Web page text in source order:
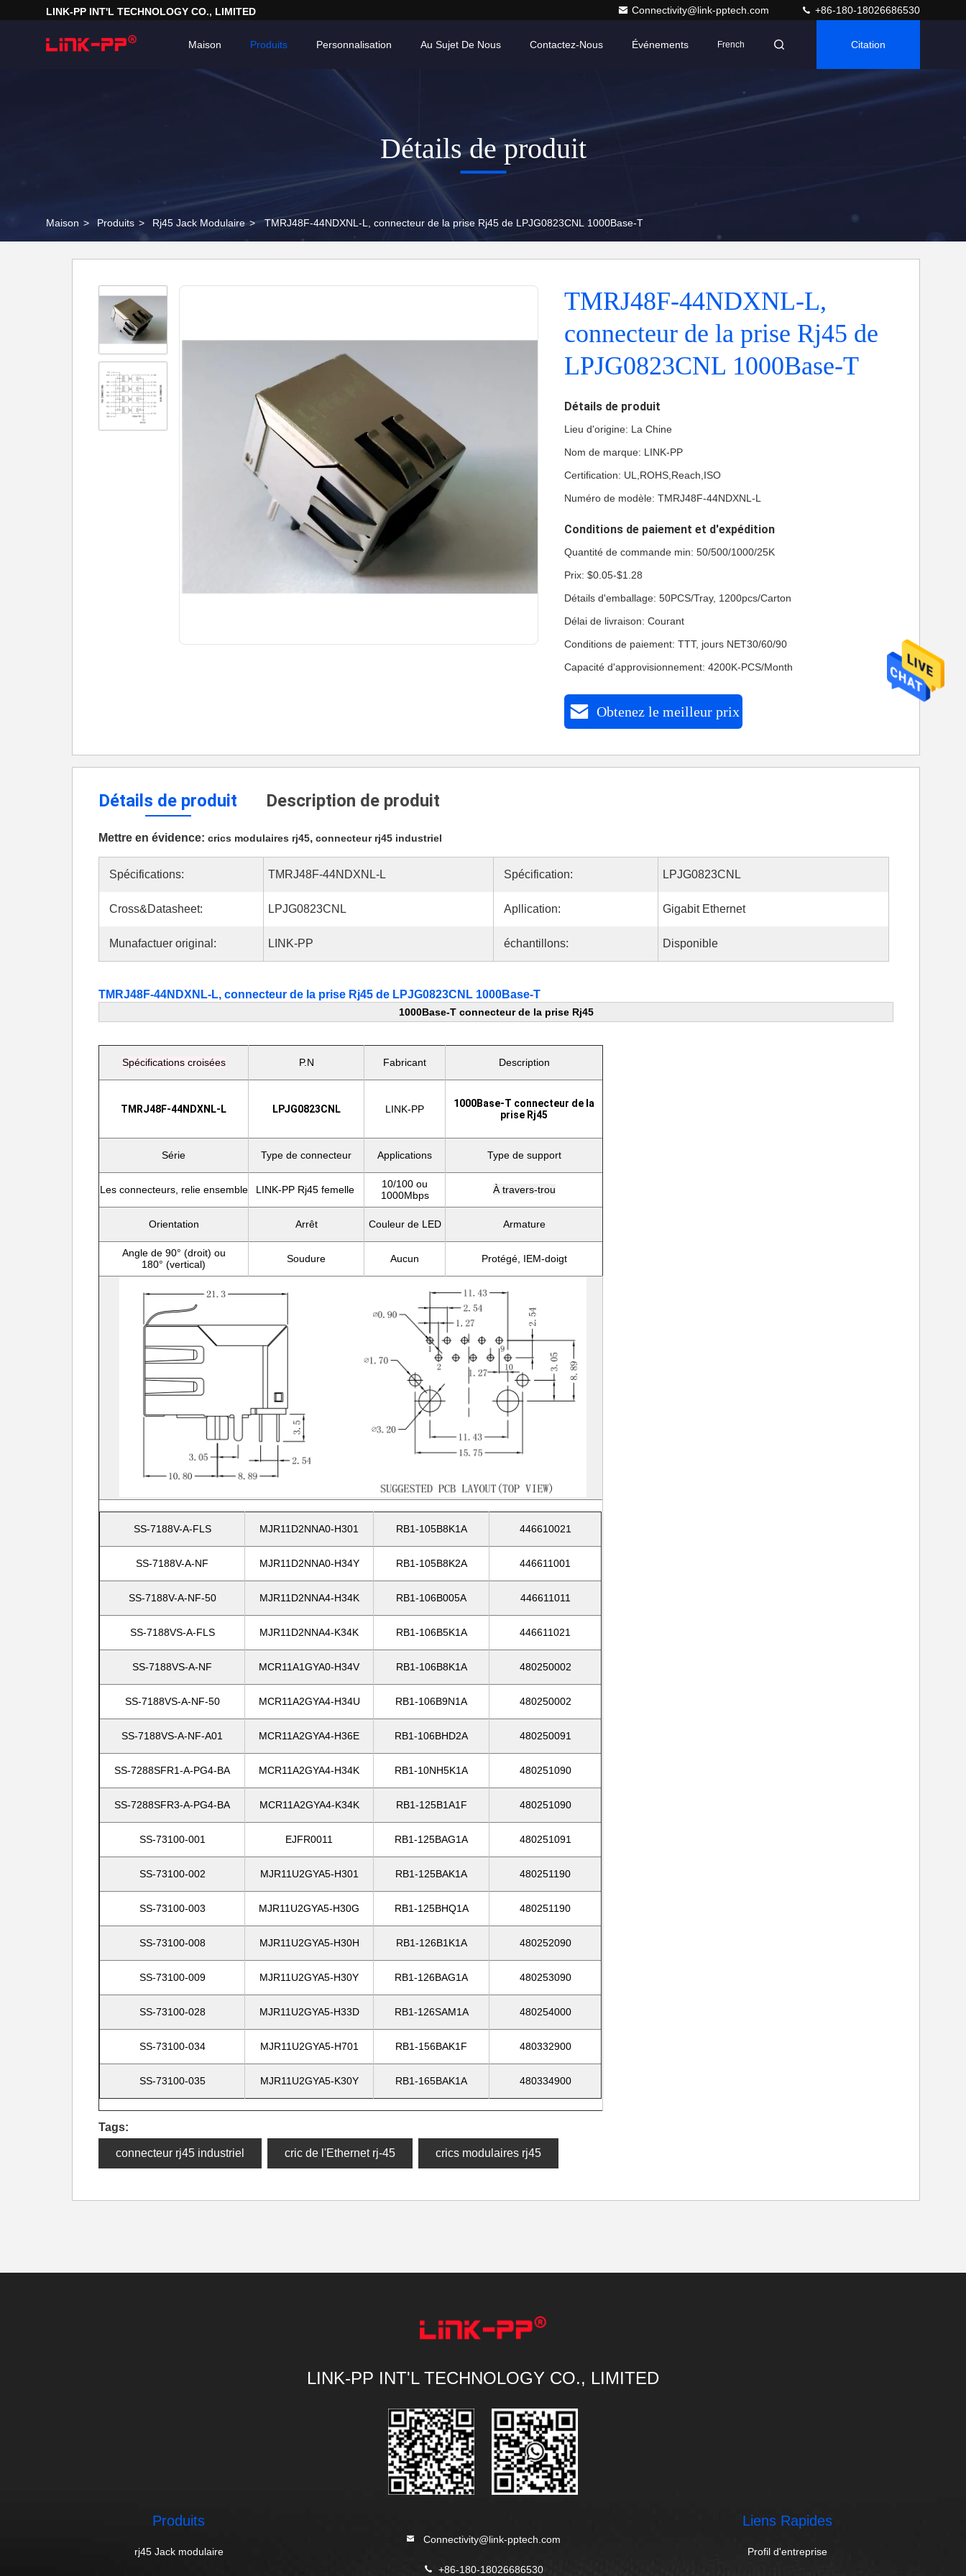
LINK-PP INT'L TECHNOLOGY CO., LIMITED Connectivity@link-pptech.com +86-180-18026686530
Maison Produits Au Sujet De Nous Contactez-Nous Événements
Personnalisation French Citation
Détails de produit
Maison > Produits > Rj45 Jack Modulaire > TMRJ48F-44NDXNL-L, connecteur de la prise Rj45 de LPJG0823CNL 1000Base-T
TMRJ48F-44NDXNL-L,
connecteur de la prise Rj45 de
LPJG0823CNL 1000Base-T
Détails de produit
Lieu d'origine: La Chine
Nom de marque: LINK-PP
Certification: UL,ROHS,Reach,ISO
Numéro de modèle: TMRJ48F-44NDXNL-L
Conditions de paiement et d'expédition
Quantité de commande min: 50/500/1000/25K
Prix: $0.05-$1.28
Détails d'emballage: 50PCS/Tray, 1200pcs/Carton
Délai de livraison: Courant
Conditions de paiement: TTT, jours NET30/60/90
Capacité d'approvisionnement: 4200K-PCS/Month
Obtenez le meilleur prix
Détails de produit Description de produit
Mettre en évidence: crics modulaires rj45, connecteur rj45 industriel
Spécifications: TMRJ48F-44NDXNL-L Spécification: LPJG0823CNL
Cross&Datasheet: LPJG0823CNL Apllication: Gigabit Ethernet
Munafactuer original: LINK-PP échantillons: Disponible
TMRJ48F-44NDXNL-L, connecteur de la prise Rj45 de LPJG0823CNL 1000Base-T
1000Base-T connecteur de la prise Rj45
Spécifications croisées P.N Fabricant Description
TMRJ48F-44NDXNL-L LPJG0823CNL LINK-PP
1000Base-T connecteur de la
prise Rj45
Série Type de connecteur Applications Type de support
Les connecteurs, relie ensemble LINK-PP Rj45 femelle
10/100 ou
1000Mbps
À travers-trou
Orientation Arrêt Couleur de LED Armature
Angle de 90° (droit) ou
180° (vertical)
Soudure Aucun Protégé, IEM-doigt
SS-7188V-A-FLS MJR11D2NNA0-H301 RB1-105B8K1A 446610021
SS-7188V-A-NF MJR11D2NNA0-H34Y RB1-105B8K2A 446611001
SS-7188V-A-NF-50 MJR11D2NNA4-H34K RB1-106B005A 446611011
SS-7188VS-A-FLS MJR11D2NNA4-K34K RB1-106B5K1A 446611021
SS-7188VS-A-NF MCR11A1GYA0-H34V RB1-106B8K1A 480250002
SS-7188VS-A-NF-50 MCR11A2GYA4-H34U RB1-106B9N1A 480250002
SS-7188VS-A-NF-A01 MCR11A2GYA4-H36E RB1-106BHD2A 480250091
SS-7288SFR1-A-PG4-BA MCR11A2GYA4-H34K RB1-10NH5K1A 480251090
SS-7288SFR3-A-PG4-BA MCR11A2GYA4-K34K RB1-125B1A1F 480251090
SS-73100-001 EJFR0011 RB1-125BAG1A 480251091
SS-73100-002 MJR11U2GYA5-H301 RB1-125BAK1A 480251190
SS-73100-003 MJR11U2GYA5-H30G RB1-125BHQ1A 480251190
SS-73100-008 MJR11U2GYA5-H30H RB1-126B1K1A 480252090
SS-73100-009 MJR11U2GYA5-H30Y RB1-126BAG1A 480253090
SS-73100-028 MJR11U2GYA5-H33D RB1-126SAM1A 480254000
SS-73100-034 MJR11U2GYA5-H701 RB1-156BAK1F 480332900
SS-73100-035 MJR11U2GYA5-K30Y RB1-165BAK1A 480334900
Tags:
connecteur rj45 industriel cric de l'Ethernet rj-45 crics modulaires rj45
LINK-PP INT'L TECHNOLOGY CO., LIMITED
Produits
rj45 Jack modulaire
Connectivity@link-pptech.com
+86-180-18026686530
Liens Rapides
Profil d'entreprise